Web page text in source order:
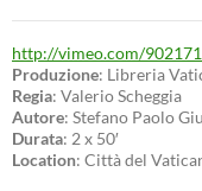
http://vimeo.com/
Produzione: Libreria
Regia: Valerio Scheggia
Autore: Stefano Paolo
Durata: 2 x 50′
Location: Città del